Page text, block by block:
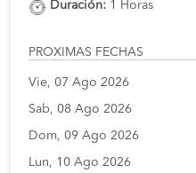
Duración: 1 Horas
PROXIMAS FECHAS
Vie, 07 Ago 2026
Sab, 08 Ago 2026
Dom, 09 Ago 2026
Lun, 10 Ago 2026